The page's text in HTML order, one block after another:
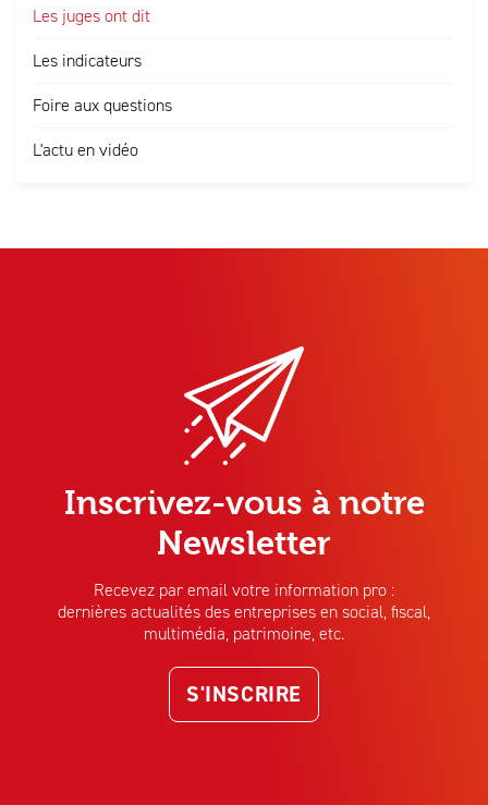
Les juges ont dit
Les indicateurs
Foire aux questions
L'actu en vidéo
Inscrivez-vous à notre
Newsletter
Recevez par email votre information pro :
dernières actualités des entreprises en social, fiscal,
multimédia, patrimoine, etc.
S'INSCRIRE